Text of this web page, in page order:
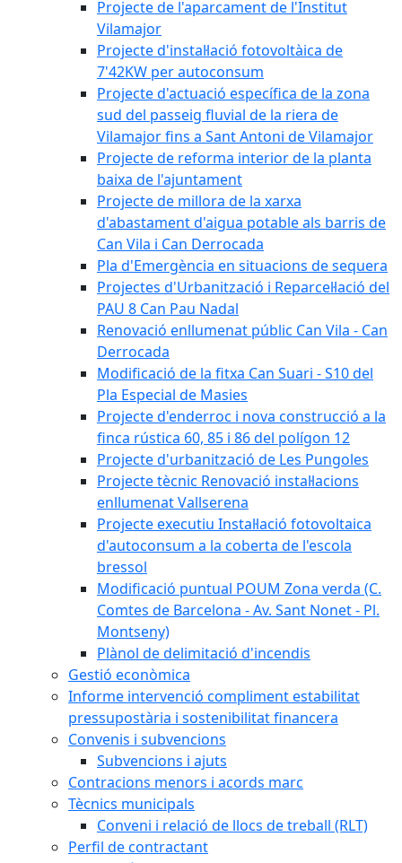
Projecte de l'aparcament de l'Institut
Vilamajor
Projecte d'instal·lació fotovoltàica de
7'42KW per autoconsum
Projecte d'actuació específica de la zona
sud del passeig fluvial de la riera de
Vilamajor fins a Sant Antoni de Vilamajor
Projecte de reforma interior de la planta
baixa de l'ajuntament
Projecte de millora de la xarxa
d'abastament d'aigua potable als barris de
Can Vila i Can Derrocada
Pla d'Emergència en situacions de sequera
Projectes d'Urbanització i Reparcel·lació del
PAU 8 Can Pau Nadal
Renovació enllumenat públic Can Vila - Can
Derrocada
Modificació de la fitxa Can Suari - S10 del
Pla Especial de Masies
Projecte d'enderroc i nova construcció a la
finca rústica 60, 85 i 86 del polígon 12
Projecte d'urbanització de Les Pungoles
Projecte tècnic Renovació instal·lacions
enllumenat Vallserena
Projecte executiu Instal·lació fotovoltaica
d'autoconsum a la coberta de l'escola
bressol
Modificació puntual POUM Zona verda (C.
Comtes de Barcelona - Av. Sant Nonet - Pl.
Montseny)
Plànol de delimitació d'incendis
Gestió econòmica
Informe intervenció compliment estabilitat
pressupostària i sostenibilitat financera
Convenis i subvencions
Subvencions i ajuts
Contracions menors i acords marc
Tècnics municipals
Conveni i relació de llocs de treball (RLT)
Perfil de contractant